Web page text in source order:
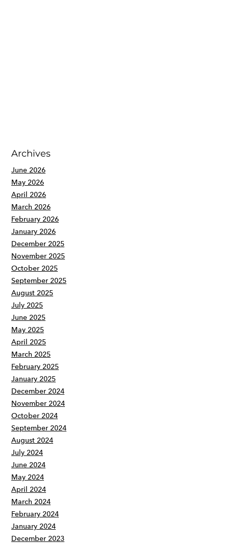
Archives
June 2026
May 2026
April 2026
March 2026
February 2026
January 2026
December 2025
November 2025
October 2025
September 2025
August 2025
July 2025
June 2025
May 2025
April 2025
March 2025
February 2025
January 2025
December 2024
November 2024
October 2024
September 2024
August 2024
July 2024
June 2024
May 2024
April 2024
March 2024
February 2024
January 2024
December 2023